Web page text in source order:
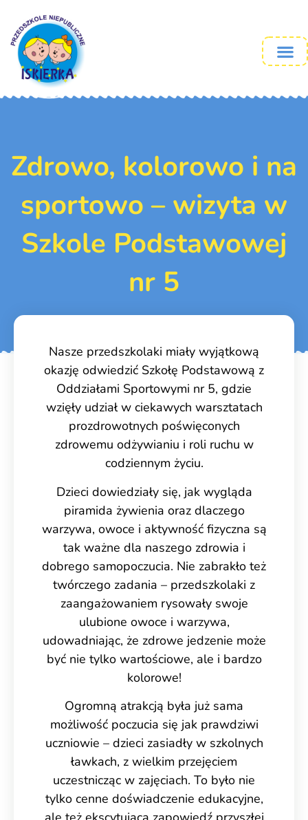
Zdrowo, kolorowo i na
sportowo – wizyta w
Szkole Podstawowej
nr 5
Nasze przedszkolaki miały wyjątkową
okazję odwiedzić Szkołę Podstawową z
Oddziałami Sportowymi nr 5, gdzie
wzięły udział w ciekawych warsztatach
prozdrowotnych poświęconych
zdrowemu odżywianiu i roli ruchu w
codziennym życiu.
Dzieci dowiedziały się, jak wygląda
piramida żywienia oraz dlaczego
warzywa, owoce i aktywność fizyczna są
tak ważne dla naszego zdrowia i
dobrego samopoczucia. Nie zabrakło też
twórczego zadania – przedszkolaki z
zaangażowaniem rysowały swoje
ulubione owoce i warzywa,
udowadniając, że zdrowe jedzenie może
być nie tylko wartościowe, ale i bardzo
kolorowe!
Ogromną atrakcją była już sama
możliwość poczucia się jak prawdziwi
uczniowie – dzieci zasiadły w szkolnych
ławkach, z wielkim przejęciem
uczestnicząc w zajęciach. To było nie
tylko cenne doświadczenie edukacyjne,